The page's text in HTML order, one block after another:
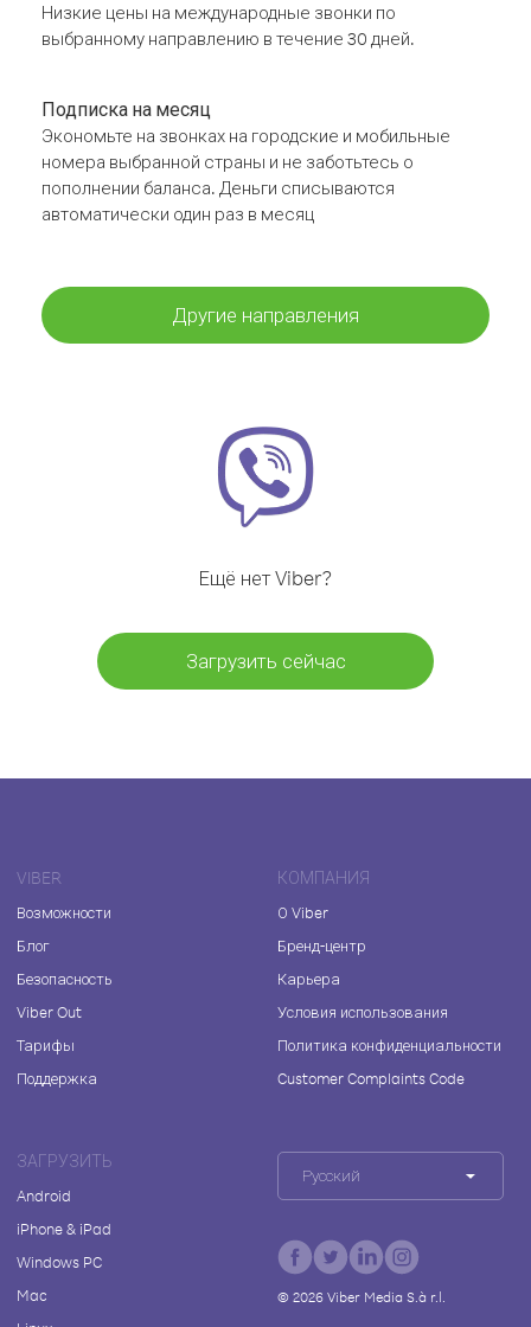
Низкие цены на международные звонки по
выбранному направлению в течение 30 дней.
Подписка на месяц
Экономьте на звонках на городские и мобильные
номера выбранной страны и не заботьтесь о
пополнении баланса. Деньги списываются
автоматически один раз в месяц
Другие направления
Ещё нет Viber?
Загрузить сейчас
VIBER
Возможности
Блог
Безопасность
Viber Out
Тарифы
Поддержка
КОМПАНИЯ
О Viber
Бренд-центр
Карьера
Условия использования
Политика конфиденциальности
Customer Complaints Code
ЗАГРУЗИТЬ
Android
iPhone & iPad
Windows PC
Mac
Русский
© 2026Viber Media S.à r.l.